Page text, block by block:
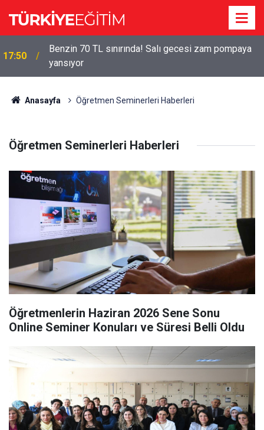
17:47
Meslek lisesi mezunu mühendisten fazla
kazanıyor! Sektörden çarpıcı açıklama
Anasayfa Öğretmen Seminerleri Haberleri
Öğretmen Seminerleri Haberleri
Öğretmenlerin Haziran 2026 Sene Sonu
Online Seminer Konuları ve Süresi Belli Oldu